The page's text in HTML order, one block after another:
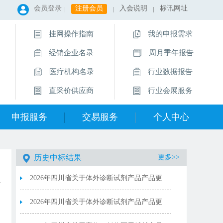
会员登录 注册会员 入会说明 标讯网址
挂网操作指南
经销企业名录
医疗机构名录
直采价供应商
我的申报需求
周月季年报告
行业数据报告
行业会展服务
申报服务 交易服务 个人中心
历史中标结果 更多>>
2026年四川省关于体外诊断试剂产品产品更
新联动参考价公布8.5
2026年四川省关于体外诊断试剂产品产品更